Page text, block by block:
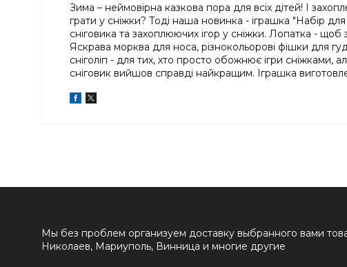
Зима – неймовірна казкова пора для всіх дітей! І
грати у сніжки? Тоді наша новинка - іграшка "Набір
сніговика та захоплюючих ігор у сніжки. Лопатка -
Яскрава морква для носа, різнокольорові фішки для
сніголіп - для тих, хто просто обожнює ігри сніжками,
сніговик вийшов справді найкращим. Іграшка
Мы без проблем организуем доставку выбранного вами
Николаев, Мариуполь, Винница и многие другие